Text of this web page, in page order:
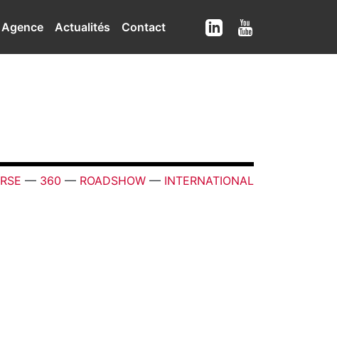
Agence Actualités Contact
RSE — 360 — ROADSHOW — INTERNATIONAL